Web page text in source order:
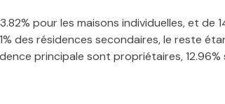
pour les maisons individuelles, et de
des résidences secondaires, le reste
principale sont propriétaires,